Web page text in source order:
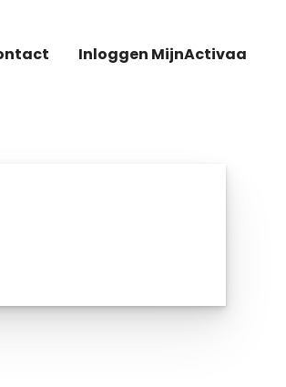
Inloggen MijnActivaa